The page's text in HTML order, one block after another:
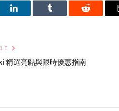
LinkedIn Tumblr Reddit
精選亮點與限時優惠指南